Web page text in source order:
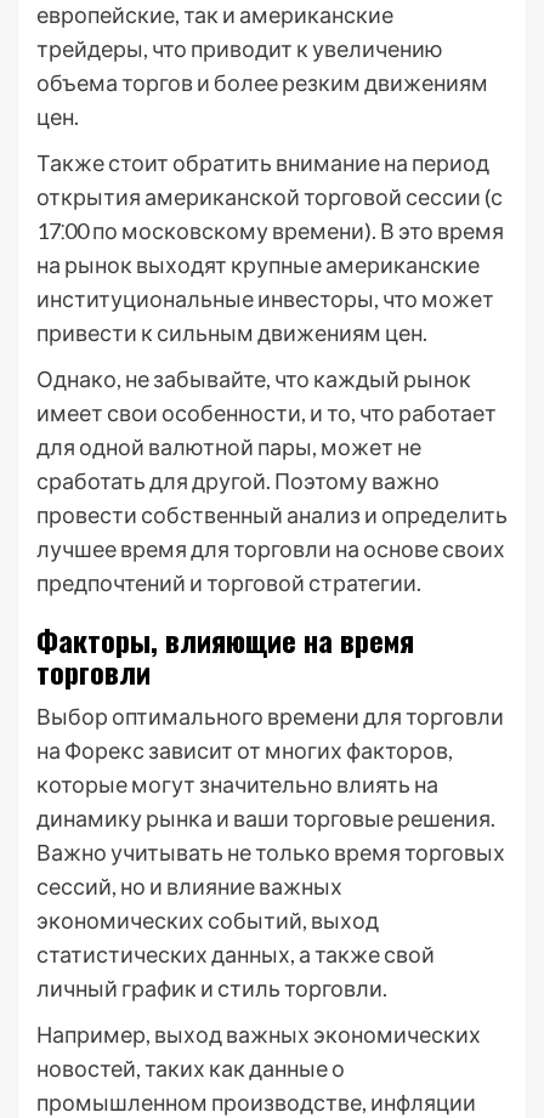
европейские, так и американские
трейдеры, что приводит к увеличению
объема торгов и более резким движениям
цен.
Также стоит обратить внимание на период
открытия американской торговой сессии (с
17⁚00 по московскому времени). В это время
на рынок выходят крупные американские
институциональные инвесторы, что может
привести к сильным движениям цен.
Однако, не забывайте, что каждый рынок
имеет свои особенности, и то, что работает
для одной валютной пары, может не
сработать для другой. Поэтому важно
провести собственный анализ и определить
лучшее время для торговли на основе своих
предпочтений и торговой стратегии.
Факторы, влияющие на время
торговли
Выбор оптимального времени для торговли
на Форекс зависит от многих факторов,
которые могут значительно влиять на
динамику рынка и ваши торговые решения.
Важно учитывать не только время торговых
сессий, но и влияние важных
экономических событий, выход
статистических данных, а также свой
личный график и стиль торговли.
Например, выход важных экономических
новостей, таких как данные о
промышленном производстве, инфляции